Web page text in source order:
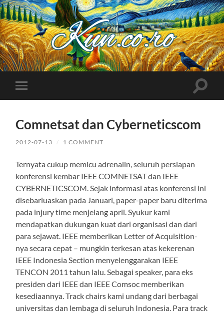
Kuncoro++
Toggle
mobile
Toggle
Comnetsat dan Cyberneticscom
2012-07-13 / 1 COMMENT
Ternyata cukup memicu adrenalin, seluruh persiapan
konferensi kembar IEEE COMNETSAT dan IEEE
CYBERNETICSCOM. Sejak informasi atas konferensi ini
disebarluaskan pada Januari, paper-paper baru diterima
pada injury time menjelang april. Syukur kami
mendapatkan dukungan kuat dari organisasi dan dari
para sejawat. IEEE memberikan Letter of Acquisition-
nya secara cepat – mungkin terkesan atas kekerenan
IEEE Indonesia Section menyelenggarakan IEEE
TENCON 2011 tahun lalu. Sebagai speaker, para eks
presiden dari IEEE dan IEEE Comsoc memberikan
kesediaannya. Track chairs kami undang dari berbagai
universitas dan lembaga di seluruh Indonesia. Para track